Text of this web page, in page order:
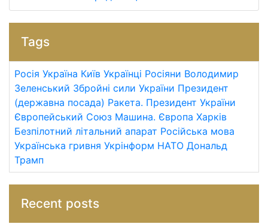
Tags
Росія Україна Київ Українці Росіяни Володимир
Зеленський Збройні сили України Президент
(державна посада) Ракета. Президент України
Європейський Союз Машина. Європа Харків
Безпілотний літальний апарат Російська мова
Українська гривня Укрінформ НАТО Дональд
Трамп
Recent posts